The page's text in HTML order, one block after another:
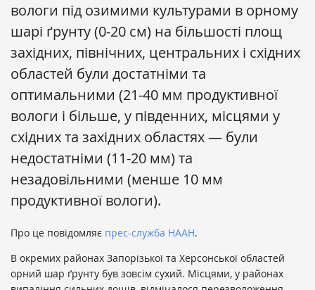
вологи під озимими культурами в орному
шарі ґрунту (0-20 см) на більшості площ
західних, північних, центральних і східних
областей були достатніми та
оптимальними (21-40 мм продуктивної
вологи і більше, у південних, місцями у
східних та західних областях — були
недостатніми (11-20 мм) та
незадовільними (менше 10 мм
продуктивної вологи).
Про це повідомляє прес-служба НААН.
В окремих районах Запорізької та Херсонської областей
орний шар ґрунту був зовсім сухий. Місцями, у районах